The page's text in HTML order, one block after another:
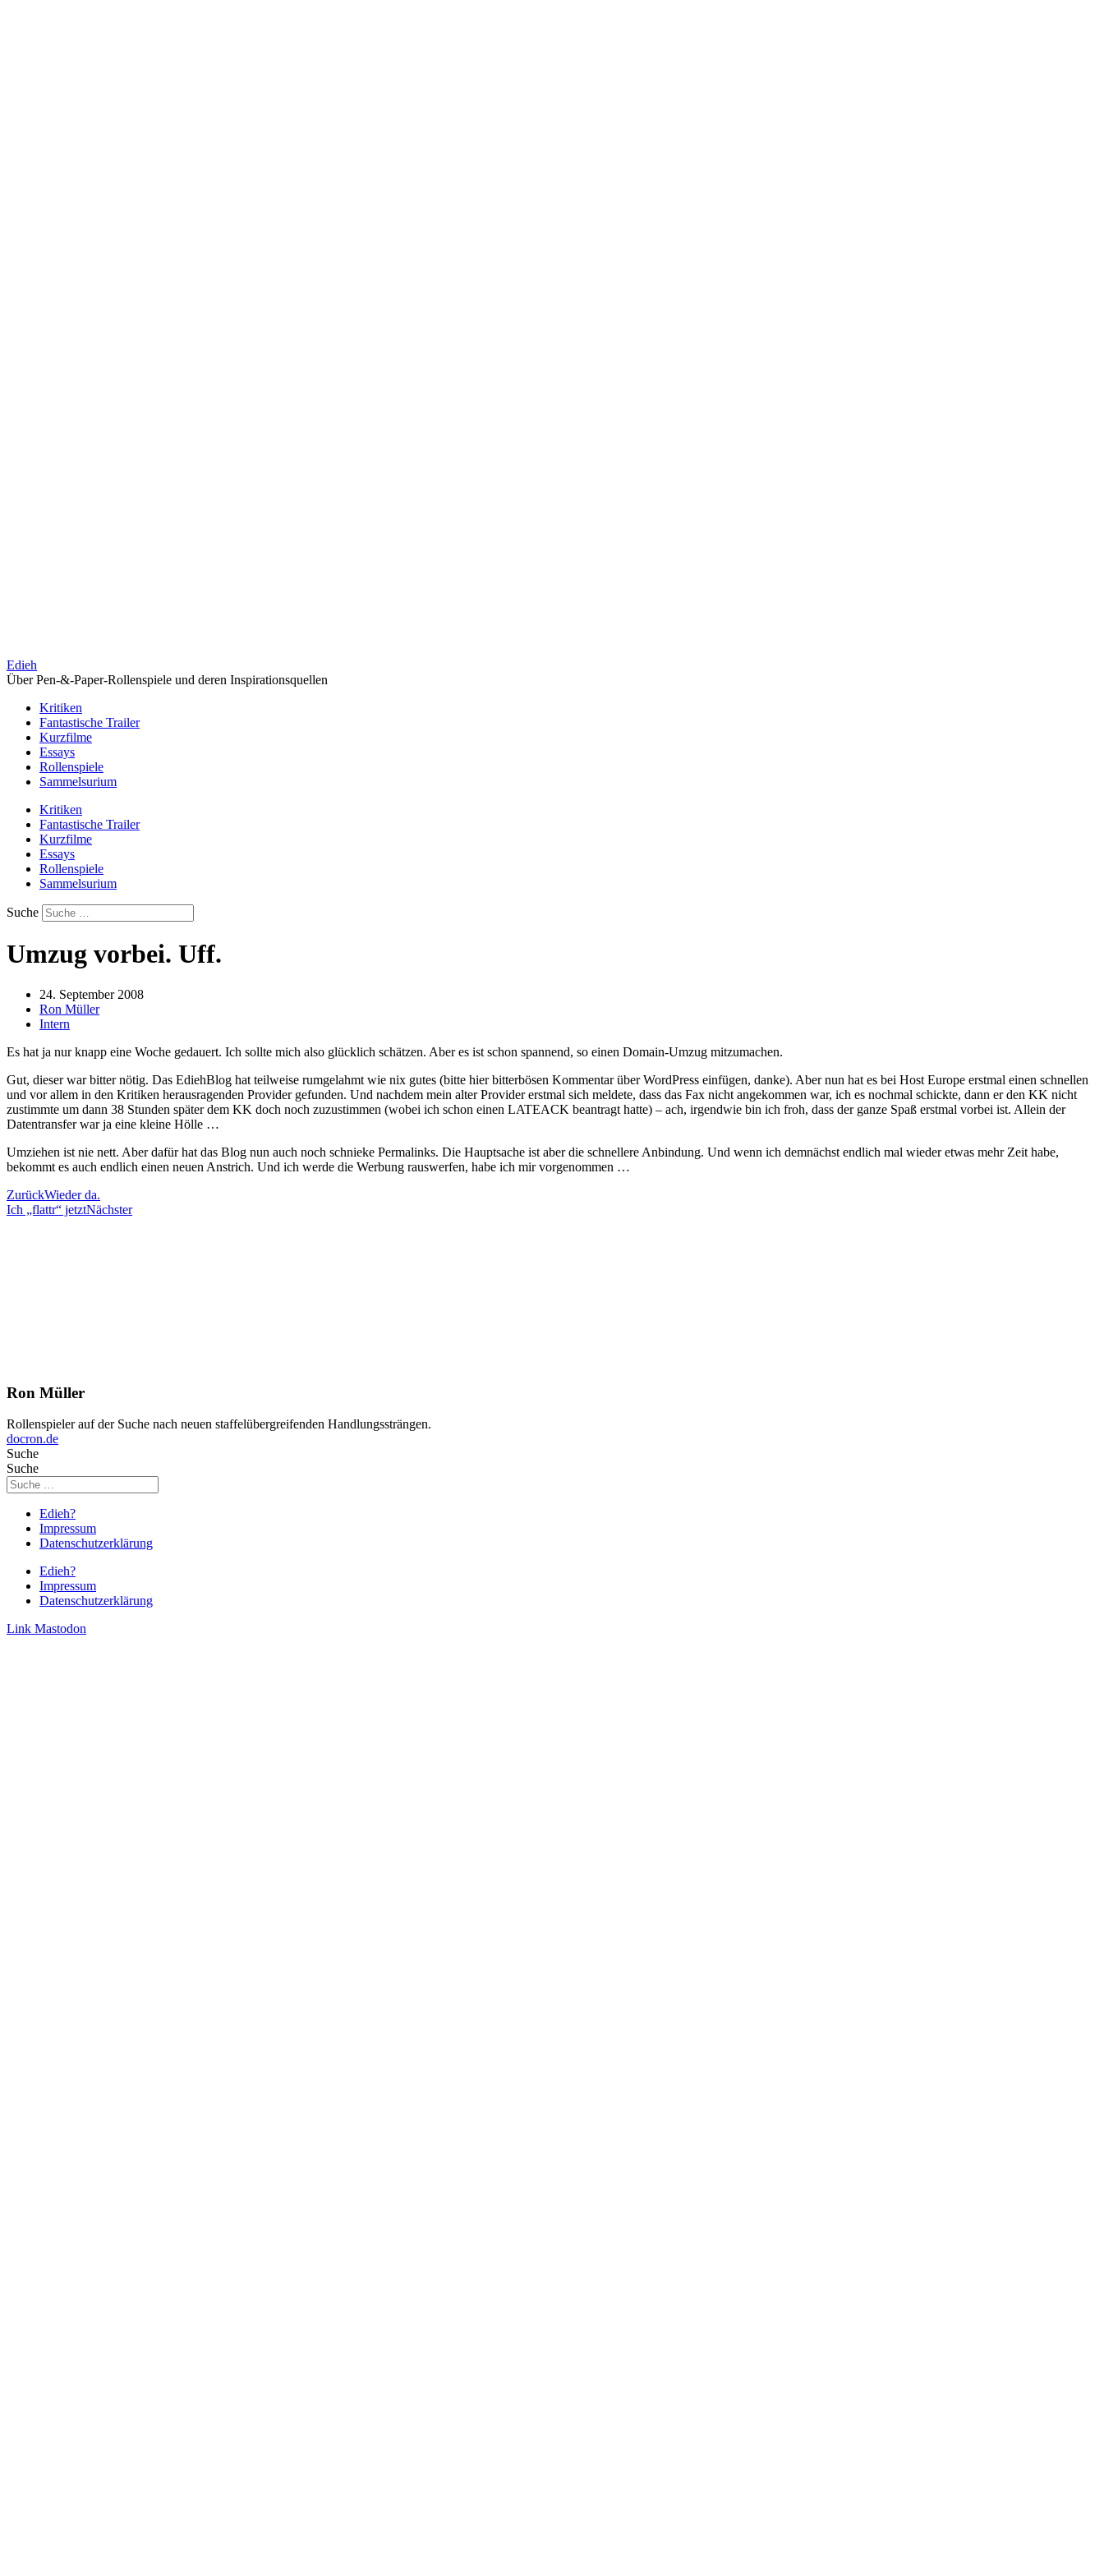
Edieh
Über Pen-&-Paper-Rollenspiele und deren Inspirationsquellen
Kritiken
Fantastische Trailer
Kurzfilme
Essays
Rollenspiele
Sammelsurium
Kritiken
Fantastische Trailer
Kurzfilme
Essays
Rollenspiele
Sammelsurium
Suche
Umzug vorbei. Uff.
24. September 2008
Ron Müller
Intern
Es hat ja nur knapp eine Woche gedauert. Ich sollte mich also glücklich schätzen. Aber es ist schon spannend, so einen Domain-Umzug mitzumachen.
Gut, dieser war bitter nötig. Das EdiehBlog hat teilweise rumgelahmt wie nix gutes (bitte hier bitterbösen Kommentar über WordPress einfügen, danke). Aber nun hat es bei Host Europe erstmal einen schnellen
und vor allem in den Kritiken herausragenden Provider gefunden. Und nachdem mein alter Provider erstmal sich meldete, dass das Fax nicht angekommen war, ich es nochmal schickte, dann er den KK nicht
zustimmte um dann 38 Stunden später dem KK doch noch zuzustimmen (wobei ich schon einen LATEACK beantragt hatte) – ach, irgendwie bin ich froh, dass der ganze Spaß erstmal vorbei ist. Allein der
Datentransfer war ja eine kleine Hölle …
Umziehen ist nie nett. Aber dafür hat das Blog nun auch noch schnieke Permalinks. Die Hauptsache ist aber die schnellere Anbindung. Und wenn ich demnächst endlich mal wieder etwas mehr Zeit habe,
bekommt es auch endlich einen neuen Anstrich. Und ich werde die Werbung rauswerfen, habe ich mir vorgenommen …
ZurückWieder da.
Ich „flattr“ jetztNächster
Ron Müller
Rollenspieler auf der Suche nach neuen staffelübergreifenden Handlungssträngen.
docron.de
Suche
Suche
Edieh?
Impressum
Datenschutzerklärung
Edieh?
Impressum
Datenschutzerklärung
Link Mastodon